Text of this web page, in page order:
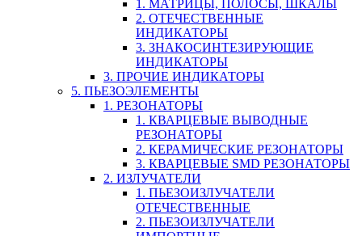
1. МАТРИЦЫ, ПОЛОСЫ, ШКАЛЫ
2. ОТЕЧЕСТВЕННЫЕ
ИНДИКАТОРЫ
3. ЗНАКОСИНТЕЗИРУЮЩИЕ
ИНДИКАТОРЫ
3. ПРОЧИЕ ИНДИКАТОРЫ
5. ПЬЕЗОЭЛЕМЕНТЫ
1. РЕЗОНАТОРЫ
1. КВАРЦЕВЫЕ ВЫВОДНЫЕ
РЕЗОНАТОРЫ
2. КЕРАМИЧЕСКИЕ РЕЗОНАТОРЫ
3. КВАРЦЕВЫЕ SMD РЕЗОНАТОРЫ
2. ИЗЛУЧАТЕЛИ
1. ПЬЕЗОИЗЛУЧАТЕЛИ
ОТЕЧЕСТВЕННЫЕ
2. ПЬЕЗОИЗЛУЧАТЕЛИ